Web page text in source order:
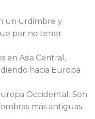
un urdimbre y
por no tener
en Asia Central,
hacia Europa
Occidental. Son
más antiguas